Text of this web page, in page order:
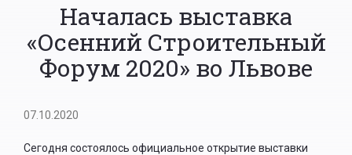
Началась выставка
«Осенний Строительный
Форум 2020» во Львове
07.10.2020
Сегодня состоялось официальное открытие выставки